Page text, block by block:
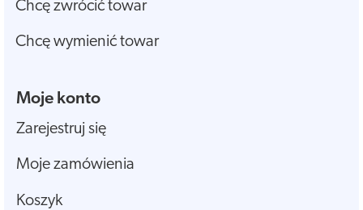
Chcę zwrócić towar
Chcę wymienić towar
Moje konto
Zarejestruj się
Moje zamówienia
Koszyk